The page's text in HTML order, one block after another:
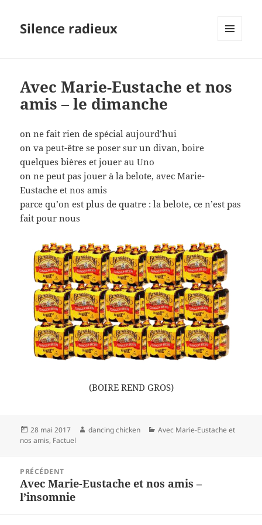
Silence radieux
Avec Marie-Eustache et nos
amis – le dimanche
on ne fait rien de spécial aujourd’hui
on va peut-être se poser sur un divan, boire
quelques bières et jouer au Uno
on ne peut pas jouer à la belote, avec Marie-
Eustache et nos amis
parce qu’on est plus de quatre : la belote, ce n’est pas
fait pour nous
(BOIRE REND GROS)
Publié
le
28 mai 2017 Auteur
dancing chicken Catégories
Avec Marie-Eustache et
nos amis, Factuel
l’article
PRÉCÉDENT
Article
précédent :
Avec Marie-Eustache et nos amis –
l’insomnie